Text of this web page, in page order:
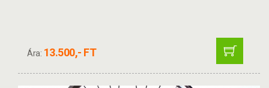
Ára: 13.500,- FT